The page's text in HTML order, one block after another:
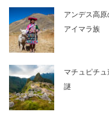
アンデス高
アイマラ族
マチュピチ
謎